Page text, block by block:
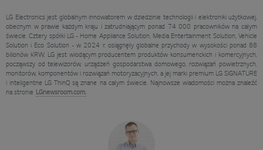
LG Electronics jest globalnym innowatorem w dziedzinie technologii i elektroniki użytkowej,
obecnym w prawie każdym kraju i zatrudniającym ponad 74 000 pracowników na całym
świecie. Cztery spółki LG - Home Appliance Solution, Media Entertainment Solution, Vehicle
Solution i Eco Solution - w 2024 r. osiągnęły globalne przychody w wysokości ponad 88
bilionów KRW. LG jest wiodącym producentem produktów konsumenckich i komercyjnych,
począwszy od telewizorów, urządzeń gospodarstwa domowego, rozwiązań powietrznych,
monitorów, komponentów i rozwiązań motoryzacyjnych, a jej marki premium LG SIGNATURE
i inteligentne LG ThinQ są znane na całym świecie. Najnowsze wiadomości można znaleźć
na stronie LGnewsroom.com.